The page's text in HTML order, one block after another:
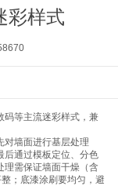
彩样式
码等主流迷彩样式，兼
对墙面进行基层处理
后通过模板定位、分色
理需保证墙面干燥（含
；底漆涂刷要均匀，避